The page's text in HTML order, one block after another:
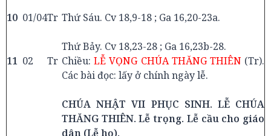
10 01/04Tr Thứ Sáu. Cv 18,9-18 ; Ga 16,20-23a.
11 02 Tr
Thứ Bảy. Cv 18,23-28 ; Ga 16,23b-28.
Chiều:LỄ VỌNG CHÚA THĂNG THIÊN (Tr).
Các bài đọc: lấy ở chính ngày lễ.
CHÚA NHẬT VII PHỤC SINH. LỄ CHÚA
THĂNG THIÊN. Lễ trọng. Lễ cầu cho giáo
dân (Lễ họ).